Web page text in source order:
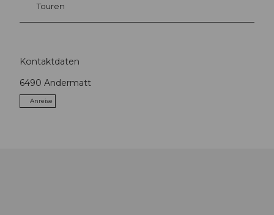
Touren
Kontaktdaten
6490 Andermatt
Anreise